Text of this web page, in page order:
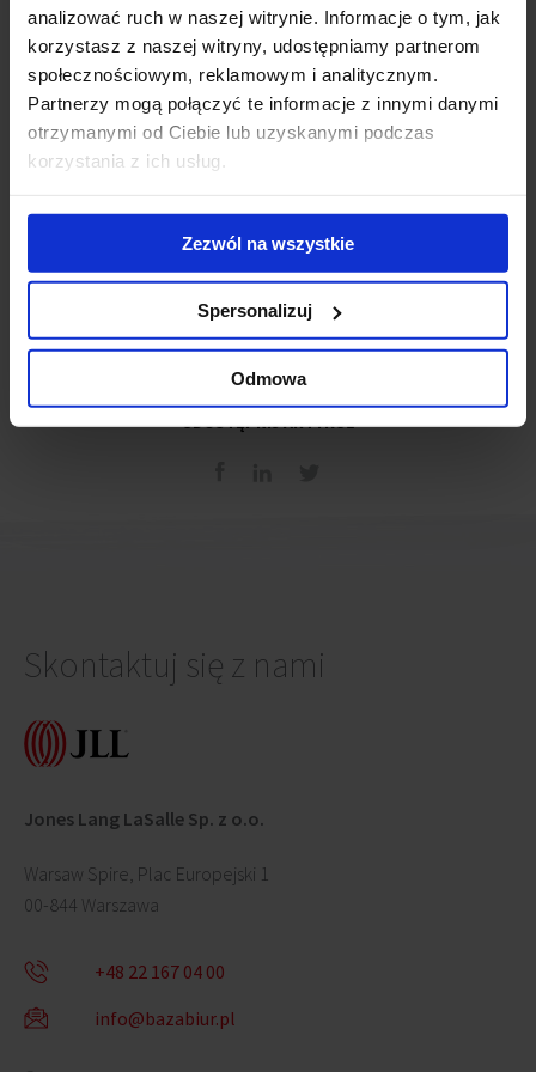
analizować ruch w naszej witrynie. Informacje o tym, jak
korzystasz z naszej witryny, udostępniamy partnerom
społecznościowym, reklamowym i analitycznym.
Partnerzy mogą połączyć te informacje z innymi danymi
otrzymanymi od Ciebie lub uzyskanymi podczas
korzystania z ich usług.
Zezwól na wszystkie
Spersonalizuj
Odmowa
koktajl z wieloma atrakcjami:występem międzynarodowych
baristów, barmanów oraz uznanym w świecie muzyki niezwykłym
Tomaszem Dolskim.
Szczegółowy program i rejestracja na stronie:
Udział w wydarzeniu jest bezpłatny.
UDOSTĘPNIJ ARTYKUŁ
Skontaktuj się z nami
Jones Lang LaSalle Sp. z o.o.
Warsaw Spire, Plac Europejski 1
00-844 Warszawa
+48 22 167 04 00
info@bazabiur.pl